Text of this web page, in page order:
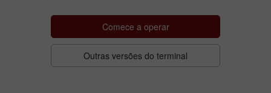
Comece a operar
Outras versões do terminal